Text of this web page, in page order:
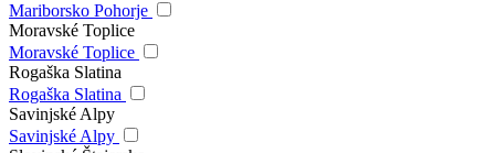
Mariborsko Pohorje
Moravské Toplice
Moravské Toplice
Rogaška Slatina
Rogaška Slatina
Savinjské Alpy
Savinjské Alpy